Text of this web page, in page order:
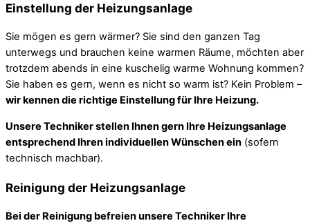
Einstellung der Heizungsanlage
Sie mögen es gern wärmer? Sie sind den ganzen Tag
unterwegs und brauchen keine warmen Räume, möchten aber
trotzdem abends in eine kuschelig warme Wohnung kommen?
Sie haben es gern, wenn es nicht so warm ist? Kein Problem –
wir kennen die richtige Einstellung für Ihre Heizung.
Unsere Techniker stellen Ihnen gern Ihre Heizungsanlage
entsprechend Ihren individuellen Wünschen ein (sofern
technisch machbar).
Reinigung der Heizungsanlage
Bei der Reinigung befreien unsere Techniker Ihre